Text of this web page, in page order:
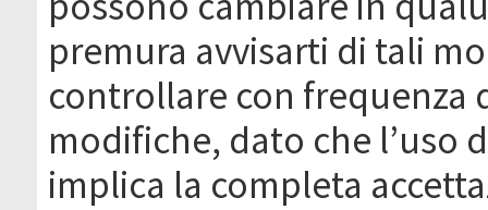
premura avvisarti di tali
controllare con frequenza
modifiche, dato che l’uso
implica la completa